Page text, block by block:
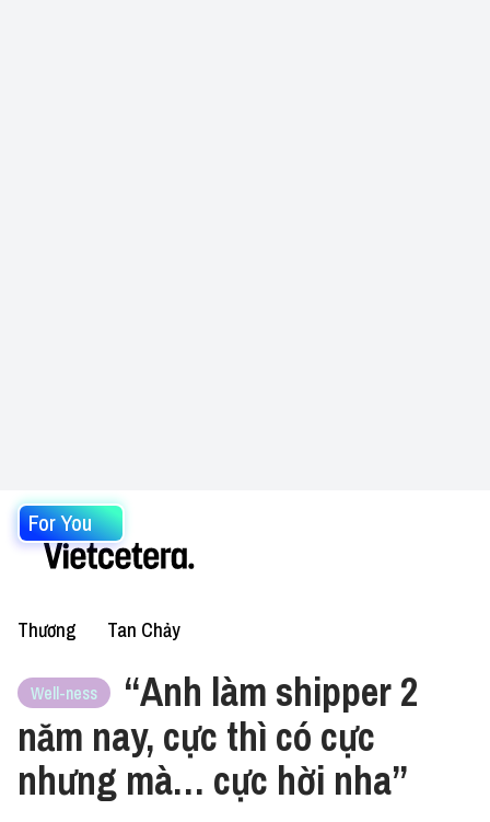
For You
Thương Tan Chảy
Well-ness
“Anh làm shipper 2
năm nay, cực thì có cực
nhưng mà… cực hời nha”